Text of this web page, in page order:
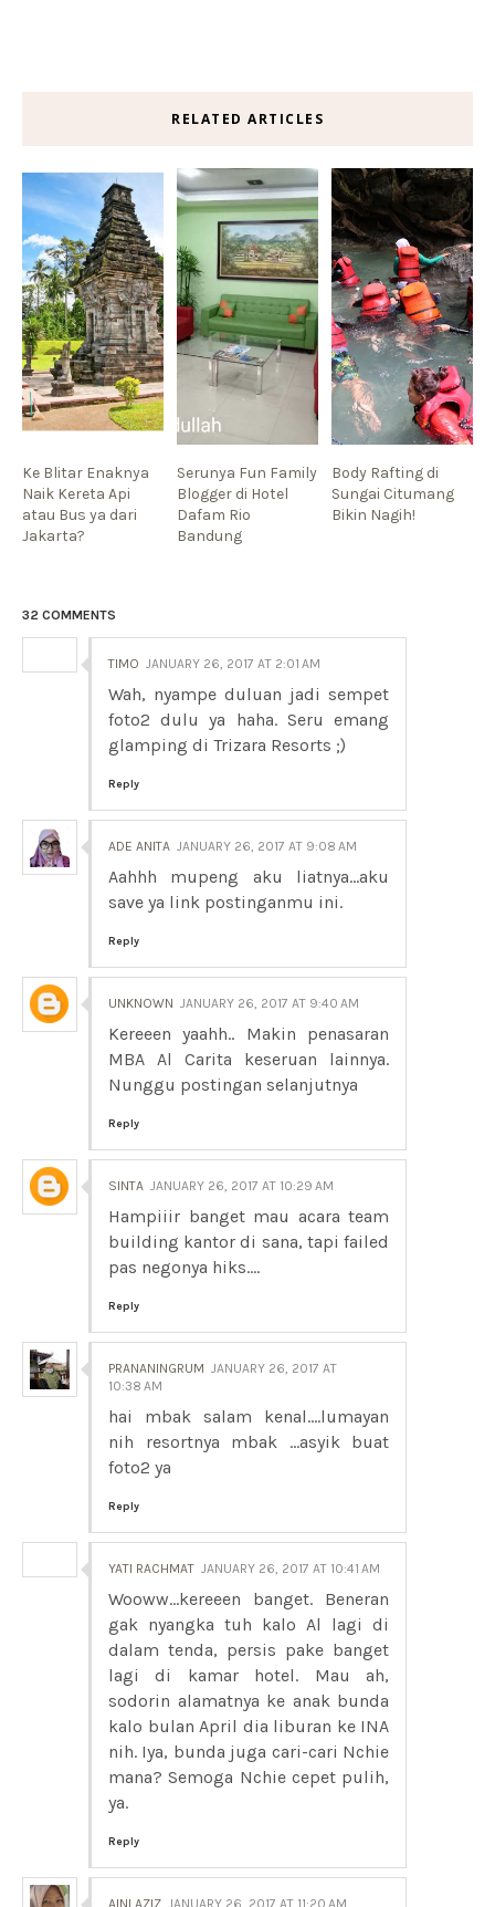
RELATED ARTICLES
Ke Blitar Enaknya
Naik Kereta Api
atau Bus ya dari
Jakarta?
Serunya Fun Family
Blogger di Hotel
Dafam Rio
Bandung
Body Rafting di
Sungai Citumang
Bikin Nagih!
32 COMMENTS
TIMO JANUARY 26, 2017 AT 2:01 AM
Wah, nyampe duluan jadi sempet
foto2 dulu ya haha. Seru emang
glamping di Trizara Resorts ;)
Reply
ADE ANITA JANUARY 26, 2017 AT 9:08 AM
Aahhh mupeng aku liatnya...aku
save ya link postinganmu ini.
Reply
UNKNOWN JANUARY 26, 2017 AT 9:40 AM
Kereeen yaahh.. Makin penasaran
MBA Al Carita keseruan lainnya.
Nunggu postingan selanjutnya
Reply
SINTA JANUARY 26, 2017 AT 10:29 AM
Hampiiir banget mau acara team
building kantor di sana, tapi failed
pas negonya hiks....
Reply
PRANANINGRUM JANUARY 26, 2017 AT
10:38 AM
hai mbak salam kenal....lumayan
nih resortnya mbak ...asyik buat
foto2 ya
Reply
YATI RACHMAT JANUARY 26, 2017 AT 10:41 AM
Wooww...kereeen banget. Beneran
gak nyangka tuh kalo Al lagi di
dalam tenda, persis pake banget
lagi di kamar hotel. Mau ah,
sodorin alamatnya ke anak bunda
kalo bulan April dia liburan ke INA
nih. Iya, bunda juga cari-cari Nchie
mana? Semoga Nchie cepet pulih,
ya.
Reply